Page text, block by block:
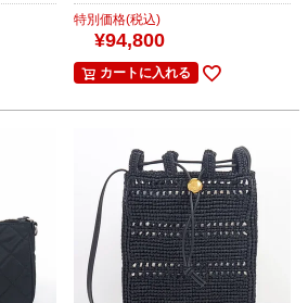
特別価格(税込)
¥94,800
カートに入れる